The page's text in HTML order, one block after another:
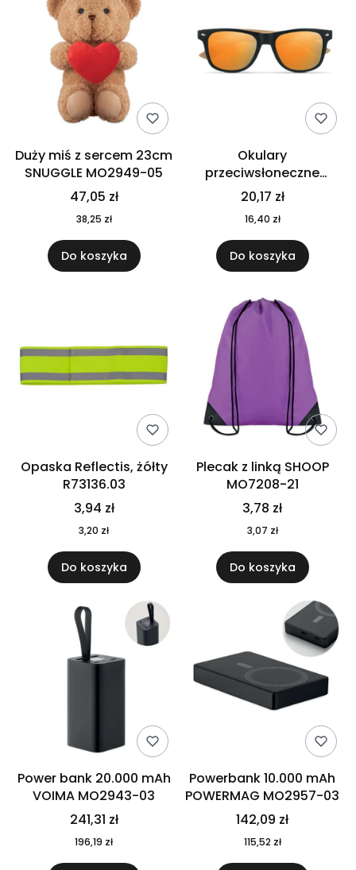
Duży miś z sercem 23cm
SNUGGLE MO2949-05
47,05 zł
38,25 zł
Do koszyka
Okulary
przeciwsłoneczne
CALIFORNIA TOUCH
MO9617-10
20,17 zł
16,40 zł
Do koszyka
Opaska Reflectis, żółty
R73136.03
3,94 zł
3,20 zł
Do koszyka
Plecak z linką SHOOP
MO7208-21
3,78 zł
3,07 zł
Do koszyka
Power bank 20.000 mAh
VOIMA MO2943-03
241,31 zł
196,19 zł
Powerbank 10.000 mAh
POWERMAG MO2957-03
142,09 zł
115,52 zł